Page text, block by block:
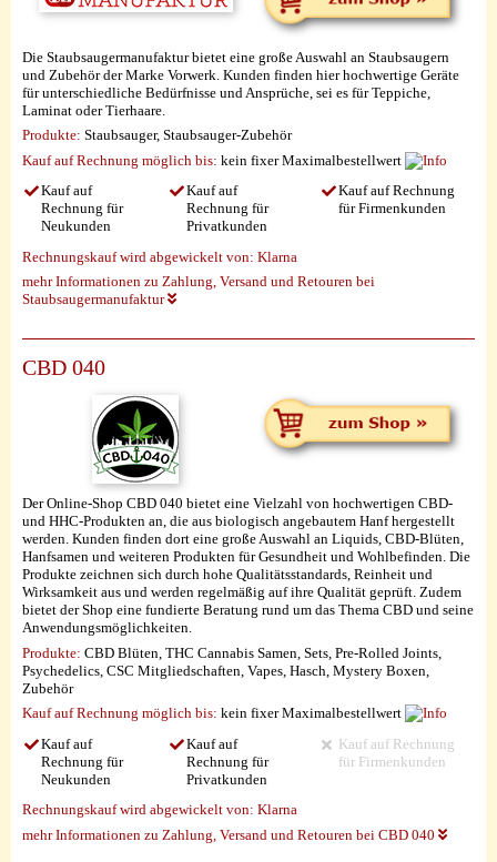
Die Staubsaugermanufaktur bietet eine große Auswahl an Staubsaugern
und Zubehör der Marke Vorwerk. Kunden finden hier hochwertige Geräte
für unterschiedliche Bedürfnisse und Ansprüche, sei es für Teppiche,
Laminat oder Tierhaare.
Produkte: Staubsauger, Staubsauger-Zubehör
Kauf auf Rechnung möglich bis: kein fixer Maximalbestellwert
Kauf auf
Rechnung für
Neukunden
Kauf auf
Rechnung für
Privatkunden
Kauf auf Rechnung
für Firmenkunden
Rechnungskauf wird abgewickelt von: Klarna
mehr Informationen zu Zahlung, Versand und Retouren bei
Staubsaugermanufaktur
CBD 040
Der Online-Shop CBD 040 bietet eine Vielzahl von hochwertigen CBD-
und HHC-Produkten an, die aus biologisch angebautem Hanf hergestellt
werden. Kunden finden dort eine große Auswahl an Liquids, CBD-Blüten,
Hanfsamen und weiteren Produkten für Gesundheit und Wohlbefinden. Die
Produkte zeichnen sich durch hohe Qualitätsstandards, Reinheit und
Wirksamkeit aus und werden regelmäßig auf ihre Qualität geprüft. Zudem
bietet der Shop eine fundierte Beratung rund um das Thema CBD und seine
Anwendungsmöglichkeiten.
Produkte: CBD Blüten, THC Cannabis Samen, Sets, Pre-Rolled Joints,
Psychedelics, CSC Mitgliedschaften, Vapes, Hasch, Mystery Boxen,
Zubehör
Kauf auf Rechnung möglich bis: kein fixer Maximalbestellwert
Kauf auf
Rechnung für
Neukunden
Kauf auf
Rechnung für
Privatkunden
Kauf auf Rechnung
für Firmenkunden
Rechnungskauf wird abgewickelt von: Klarna
mehr Informationen zu Zahlung, Versand und Retouren bei CBD 040